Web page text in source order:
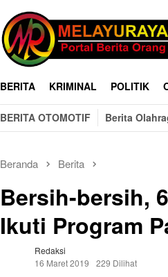
BERITA KRIMINAL POLITIK
BERITA OTOMOTIF Berita
Beranda Berita
Bersih-bersih,
Ikuti Program
Redaksi
16 Maret 2019
229 Dilihat